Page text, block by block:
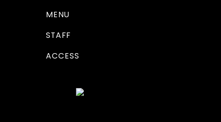
MENU
STAFF
ACCESS